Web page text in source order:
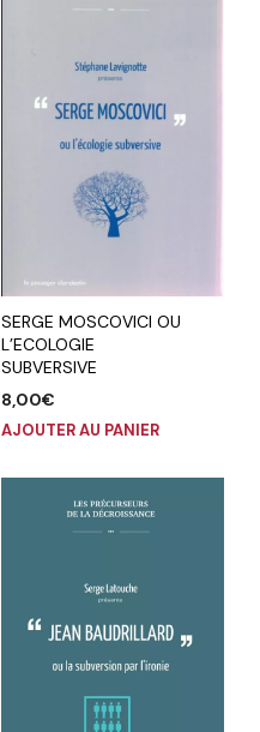
SERGE MOSCOVICI OU
L’ECOLOGIE
SUBVERSIVE
8,00€
AJOUTER AU PANIER